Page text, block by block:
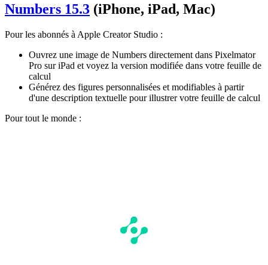
Numbers 15.3 (iPhone, iPad, Mac)
Pour les abonnés à Apple Creator Studio :
Ouvrez une image de Numbers directement dans Pixelmator
Pro sur iPad et voyez la version modifiée dans votre feuille de
calcul
Générez des figures personnalisées et modifiables à partir
d'une description textuelle pour illustrer votre feuille de calcul
Pour tout le monde :